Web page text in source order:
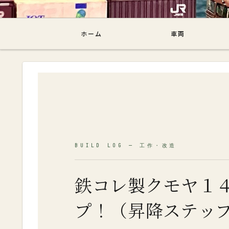
飽き性ブロ
ホーム 車両
鉄コレ製クモヤ１
プ！（昇降ステッ